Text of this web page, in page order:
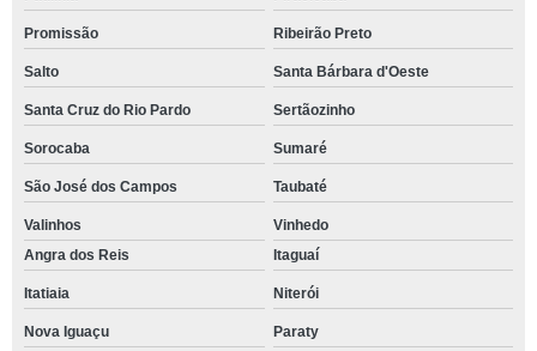
Promissão Ribeirão Preto
Salto Santa Bárbara d'Oeste
Santa Cruz do Rio Pardo Sertãozinho
Sorocaba Sumaré
São José dos Campos Taubaté
Valinhos
Vinhedo
Angra dos Reis
Itaguaí
Itatiaia Niterói
Nova Iguaçu Paraty